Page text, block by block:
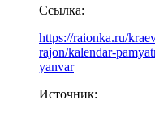
Ссылка:
https://raionka.ru/
rajon/kalendar-
yanvar
Источник: